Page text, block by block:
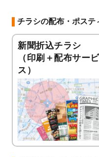
チラシの配布・ポステ
新聞折込チラシ
（印刷＋配布サービ
ス）